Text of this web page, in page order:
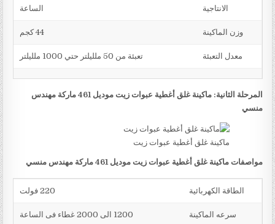
الانتاجية
الساعة
وزن الماكينة 44 كجم
معدل التعبئة تعبئة من 50 ملليلتر حتي 1000 ملليلتر
المرحلة الثانية: ماكينة غلق أغطية عبوات زيت موديل 461 ماركة مهندس
منسي
ماكينة غلق أغطية عبوات زيت
مواصفات ماكينة غلق أغطية عبوات زيت موديل 461 ماركة مهندس منسي
الطاقة الكهربائية 220 فولت
سرعه الماكينة 1200 الى 2000 غطاء فى الساعة